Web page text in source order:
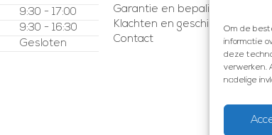
Om de
informatie
deze
verwerken.
nadelige
9:30 - 17:00
9:30 - 16:30
Gesloten
Garantie en bepalingen
Klachten en geschillen
Contact